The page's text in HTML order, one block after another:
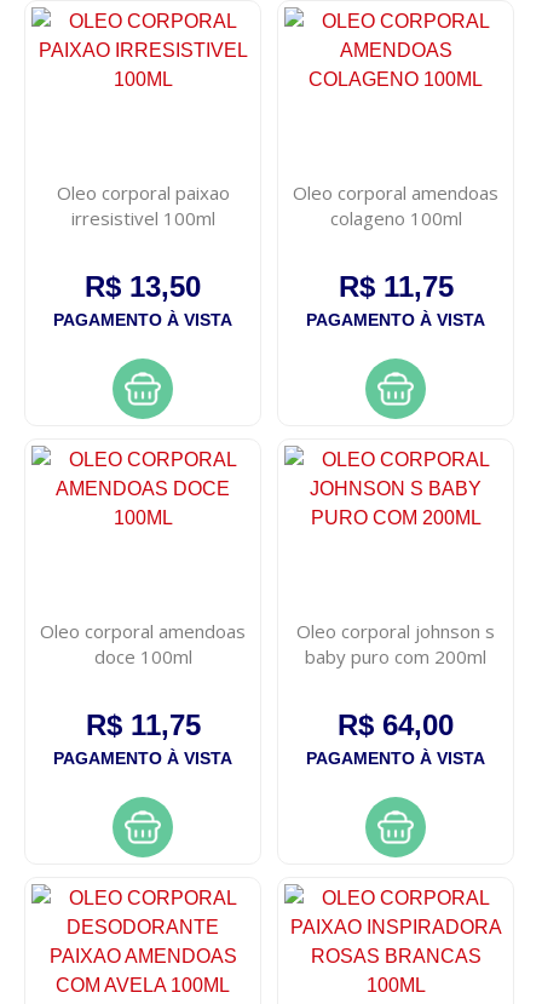
Oleo corporal paixao
irresistivel 100ml
R$ 13,50
PAGAMENTO À VISTA
Oleo corporal amendoas
colageno 100ml
R$ 11,75
PAGAMENTO À VISTA
Oleo corporal amendoas
doce 100ml
R$ 11,75
PAGAMENTO À VISTA
Oleo corporal johnson s
baby puro com 200ml
R$ 64,00
PAGAMENTO À VISTA